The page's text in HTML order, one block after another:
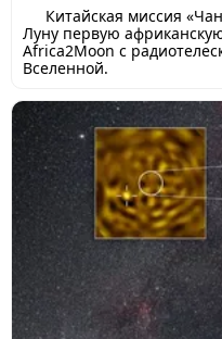
Китайская миссия
Луну первую
Africa2Moon с
Вселенной.